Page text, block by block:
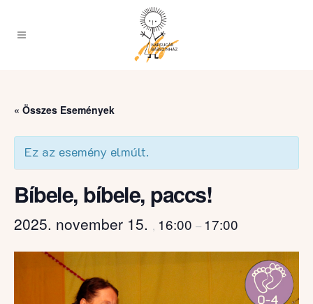
« Összes Események
Ez az esemény elmúlt.
Bíbele, bíbele, paccs!
2025. november 15. , 16:00 – 17:00